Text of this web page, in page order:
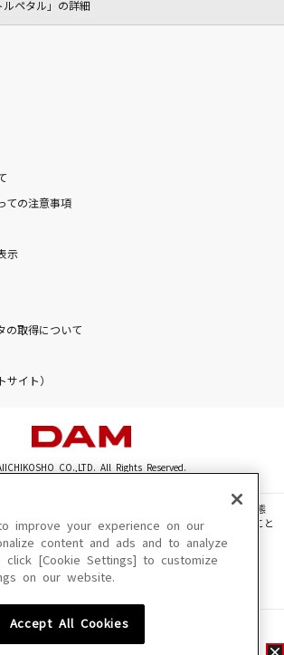
ルペタル」の詳細
ての注意事項
示
の取得について
サイト）
CO.,LTD. All Rights Reserved.
る一切の文章・画像・写真・動画・音声等を、手段や形態
る範囲を超えて無断で複製、転載、ファイル化などすること
種によりご利用いただけない場合があります。
日、配信内容が変更になる場合があります。
improve your experience on our
content and ads and to analyze
click [Cookie Settings] to customize
on our website.
Accept All Cookies